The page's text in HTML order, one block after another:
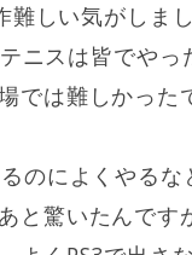
しい気がしま
ニスは皆でやっ
では難しかった
のによくやる
と驚いたんです